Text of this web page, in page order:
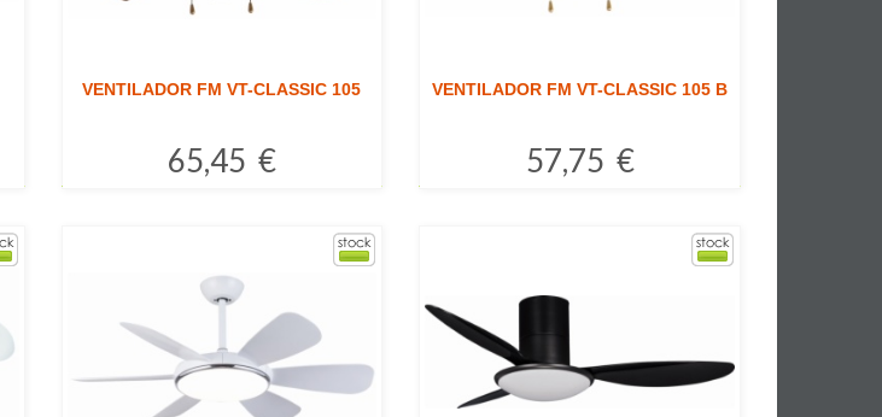
VENTILADOR FM VT-CLASSIC 105
65,45 €
VENTILADOR FM VT-CLASSIC 105 B
57,75 €